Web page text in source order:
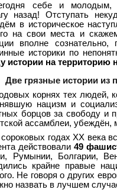
себе и
назад! Отступать
в историческое
на свои места и
вполне
историки по
истории на территорию
Две грязные истории из
корнях тех людей,
нацизм и
борцов за свободу и
ассамблеи,
годах ХХ века
действовали 49
Румынии, Болгарии,
крайне правые
Не говоря о других
назвать в лучшем